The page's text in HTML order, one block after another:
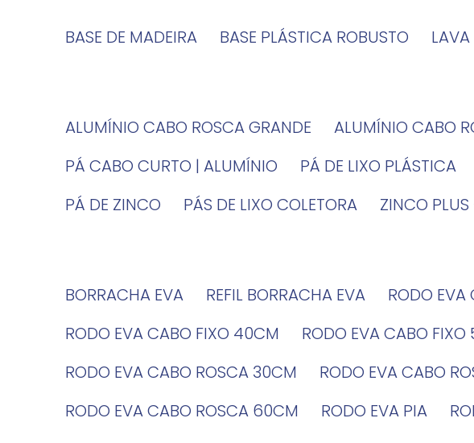
BASE DE MADEIRA
BASE PLÁSTICA ROBUSTO
ALUMÍNIO CABO ROSCA GRANDE
ALUMÍNIO CABO
PÁ CABO CURTO | ALUMÍNIO
PÁ DE LIXO PLÁSTICA
PÁ DE ZINCO
PÁS DE LIXO COLETORA
ZINCO
BORRACHA EVA
REFIL BORRACHA EVA RODO
RODO EVA CABO FIXO 40CM
RODO EVA CABO
RODO EVA CABO ROSCA 30CM
RODO EVA CABO
RODO EVA CABO ROSCA 60CM
RODO EVA PIA